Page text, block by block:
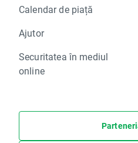
Calendar de piață
Ajutor
Securitatea în mediul
online